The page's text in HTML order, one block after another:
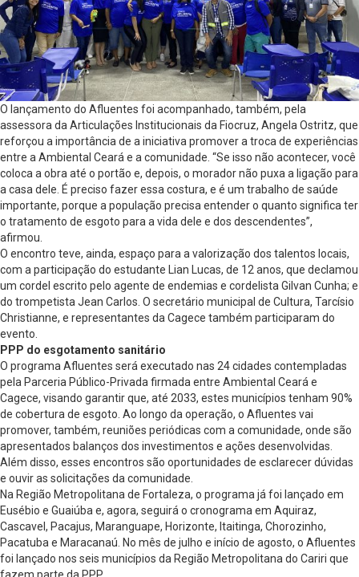
O lançamento do Afluentes foi acompanhado, também, pela
assessora da Articulações Institucionais da Fiocruz, Angela Ostritz, que
reforçou a importância de a iniciativa promover a troca de experiências
entre a Ambiental Ceará e a comunidade. “Se isso não acontecer, você
coloca a obra até o portão e, depois, o morador não puxa a ligação para
a casa dele. É preciso fazer essa costura, e é um trabalho de saúde
importante, porque a população precisa entender o quanto significa ter
o tratamento de esgoto para a vida dele e dos descendentes”,
afirmou.
O encontro teve, ainda, espaço para a valorização dos talentos locais,
com a participação do estudante Lian Lucas, de 12 anos, que declamou
um cordel escrito pelo agente de endemias e cordelista Gilvan Cunha; e
do trompetista Jean Carlos. O secretário municipal de Cultura, Tarcísio
Christianne, e representantes da Cagece também participaram do
evento.
PPP do esgotamento sanitário
O programa Afluentes será executado nas 24 cidades contempladas
pela Parceria Público-Privada firmada entre Ambiental Ceará e
Cagece, visando garantir que, até 2033, estes municípios tenham 90%
de cobertura de esgoto. Ao longo da operação, o Afluentes vai
promover, também, reuniões periódicas com a comunidade, onde são
apresentados balanços dos investimentos e ações desenvolvidas.
Além disso, esses encontros são oportunidades de esclarecer dúvidas
e ouvir as solicitações da comunidade.
Na Região Metropolitana de Fortaleza, o programa já foi lançado em
Eusébio e Guaiúba e, agora, seguirá o cronograma em Aquiraz,
Cascavel, Pacajus, Maranguape, Horizonte, Itaitinga, Chorozinho,
Pacatuba e Maracanaú. No mês de julho e início de agosto, o Afluentes
foi lançado nos seis municípios da Região Metropolitana do Cariri que
fazem parte da PPP.